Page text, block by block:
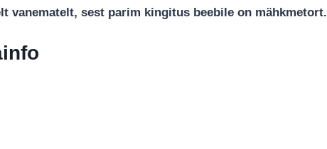
vanematelt, sest parim kingitus beebile on mähkmetort.